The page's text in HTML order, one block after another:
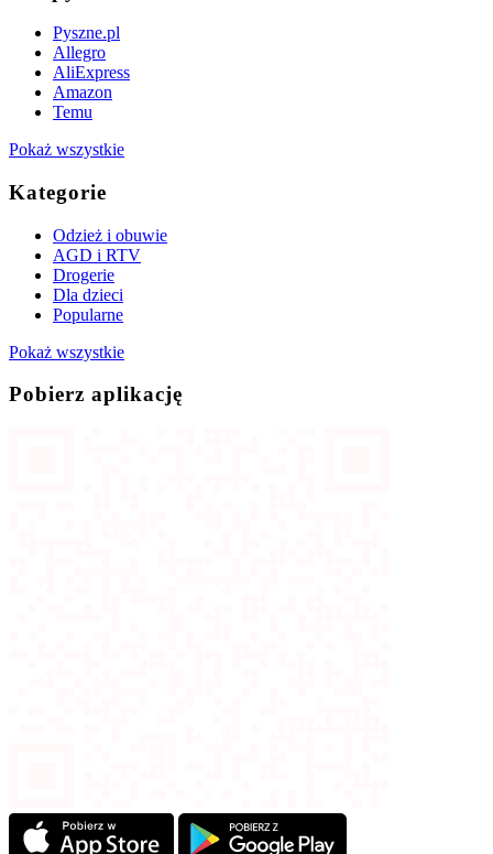
Pyszne.pl
Allegro
AliExpress
Amazon
Temu
Pokaż wszystkie
Kategorie
Odzież i obuwie
AGD i RTV
Drogerie
Dla dzieci
Popularne
Pokaż wszystkie
Pobierz aplikację